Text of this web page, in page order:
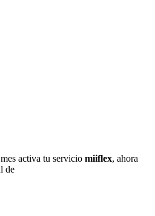
activa tu servicio miiflex, ahora
de